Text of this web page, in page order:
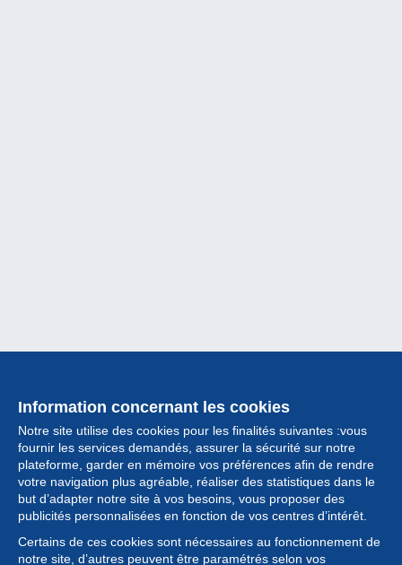
Information concernant les cookies
Notre site utilise des cookies pour les finalités suivantes :vous
fournir les services demandés, assurer la sécurité sur notre
plateforme, garder en mémoire vos préférences afin de rendre
votre navigation plus agréable, réaliser des statistiques dans le
but d’adapter notre site à vos besoins, vous proposer des
publicités personnalisées en fonction de vos centres d’intérêt.
Certains de ces cookies sont nécessaires au fonctionnement de
notre site, d’autres peuvent être paramétrés selon vos
Collection
Actualités